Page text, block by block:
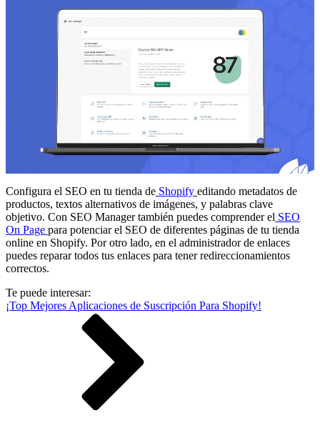
Configura el SEO en tu tienda de Shopify editando metadatos de
productos, textos alternativos de imágenes, y palabras clave
objetivo. Con SEO Manager también puedes comprender el SEO
On Page para potenciar el SEO de diferentes páginas de tu tienda
online en Shopify. Por otro lado, en el administrador de enlaces
puedes reparar todos tus enlaces para tener redireccionamientos
correctos.
Te puede interesar:
¡Top Mejores Aplicaciones de Suscripción Para Shopify!